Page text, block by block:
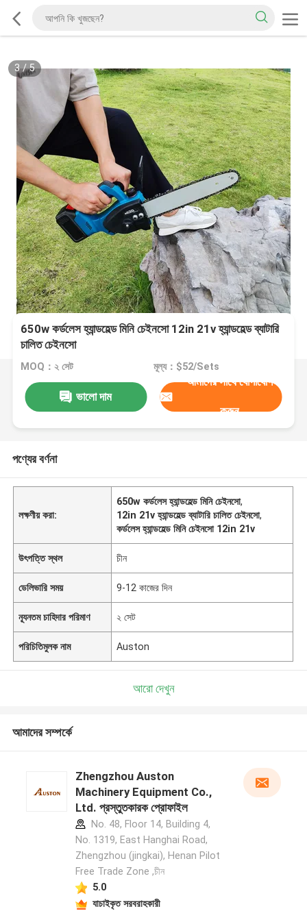
3/5
650w কর্ডলেস হ্যান্ডহেল্ড মিনি চেইনসো 12in 21v হ্যান্ডহেল্ড ব্যাটারি
চালিত চেইনসো
MOQ：২ সেট মূল্য：$52/Sets
ভালো দাম
আমাদের সাথে যোগাযোগ
করুন
পণ্যের বর্ণনা
লক্ষণীয় করা:
650w কর্ডলেস হ্যান্ডহেল্ড মিনি চেইনসো,
12in 21v হ্যান্ডহেল্ড ব্যাটারি চালিত চেইনসো,
কর্ডলেস হ্যান্ডহেল্ড মিনি চেইনসো 12in 21v
উৎপত্তি স্থল চীন
ডেলিভারি সময় 9-12 কাজের দিন
ন্যূনতম চাহিদার পরিমাণ ২ সেট
পরিচিতিমুলক নাম Auston
আরো দেখুন
আমাদের সম্পর্কে
Zhengzhou Auston
Machinery Equipment Co.,
Ltd. প্রস্তুতকারক প্রোফাইল
No. 48, Floor 14, Building 4,
No. 1319, East Hanghai Road,
Zhengzhou (jingkai), Henan Pilot
Free Trade Zone ,চীন
5.0
যাচাইকৃত সরবরাহকারী